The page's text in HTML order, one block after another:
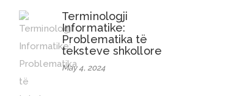
Terminologji
Informatike:
Problematika të
teksteve shkollore
May 4, 2024